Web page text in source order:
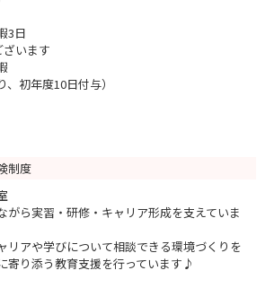
3日
います
初年度10日付与）
制度
がら実習・研修・キャリア形成を支えていま
リアや学びについて相談できる環境づくりを
寄り添う教育支援を行っています♪